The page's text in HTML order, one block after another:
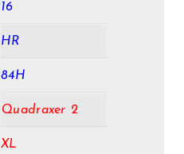
16
HR
84H
Quadraxer 2
XL